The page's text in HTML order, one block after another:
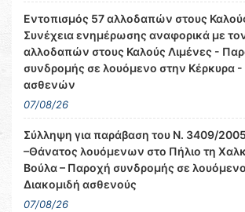
Εντοπισμός 57 αλλοδαπών στους
Συνέχεια ενημέρωσης αναφορικά με
αλλοδαπών στους Καλούς Λιμένες -
συνδρομής σε λουόμενο στην Κέρκυρα -
ασθενών
07/08/26
Σύλληψη για παράβαση του Ν. 3409/
–Θάνατος λουόμενων στο Πήλιο τη
Βούλα – Παροχή συνδρομής σε
Διακομιδή ασθενούς
07/08/26